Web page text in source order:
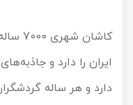
ایران را دارد و
دارد و هر ساله
تور طبس
تور کویر کاراکال
اقساطی
تور کیش از بندرعباس
اقساطی
تور مالدیو
تور قزاقستان اقساطی